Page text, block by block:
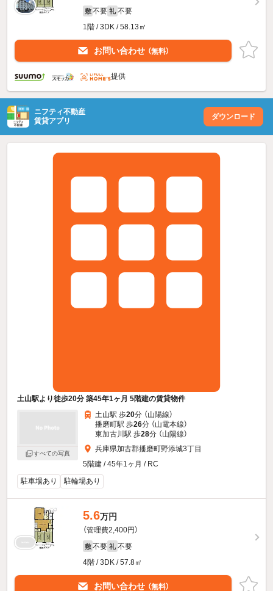
敷 不要 礼 不要
1階 / 3DK / 58.13㎡
お問い合わせ （無料）
提供
ニフティ不動産
賃貸アプリ
ダウンロード
土山駅より徒歩20分 築45年1ヶ月 5階建の賃貸物件
すべての写真
土山駅 歩20分 （山陽線）
播磨町駅 歩26分 （山電本線）
東加古川駅 歩28分 （山陽線）
兵庫県加古郡播磨町野添城3丁目
5階建 / 45年1ヶ月 / RC
駐車場あり
駐輪場あり
5.6万円
（管理費2,400円）
敷 不要 礼 不要
4階 / 3DK / 57.8㎡
お問い合わせ （無料）